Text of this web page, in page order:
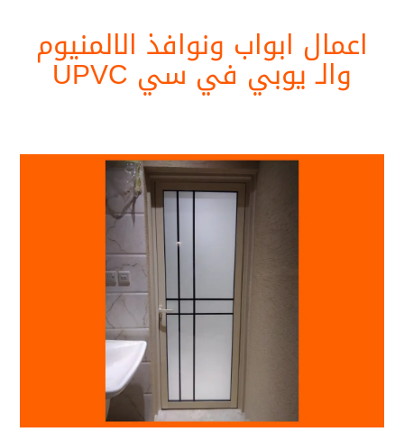
اعمال ابواب ونوافذ الالمنيوم
والـ يوبي في سي UPVC